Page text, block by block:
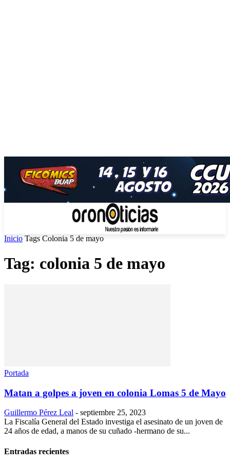
Inicio Tags Colonia 5 de mayo
Tag: colonia 5 de mayo
Portada
Matan a golpes a joven en colonia Lomas 5 de Mayo
Guillermo Pérez Leal - septiembre 25, 2023
La Fiscalía General del Estado investiga el asesinato de un joven de
24 años de edad, a manos de su cuñado -hermano de su...
Entradas recientes